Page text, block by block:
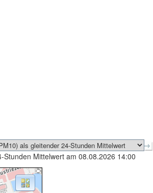
Stunden Mittelwert am 08.08.2026 14:00